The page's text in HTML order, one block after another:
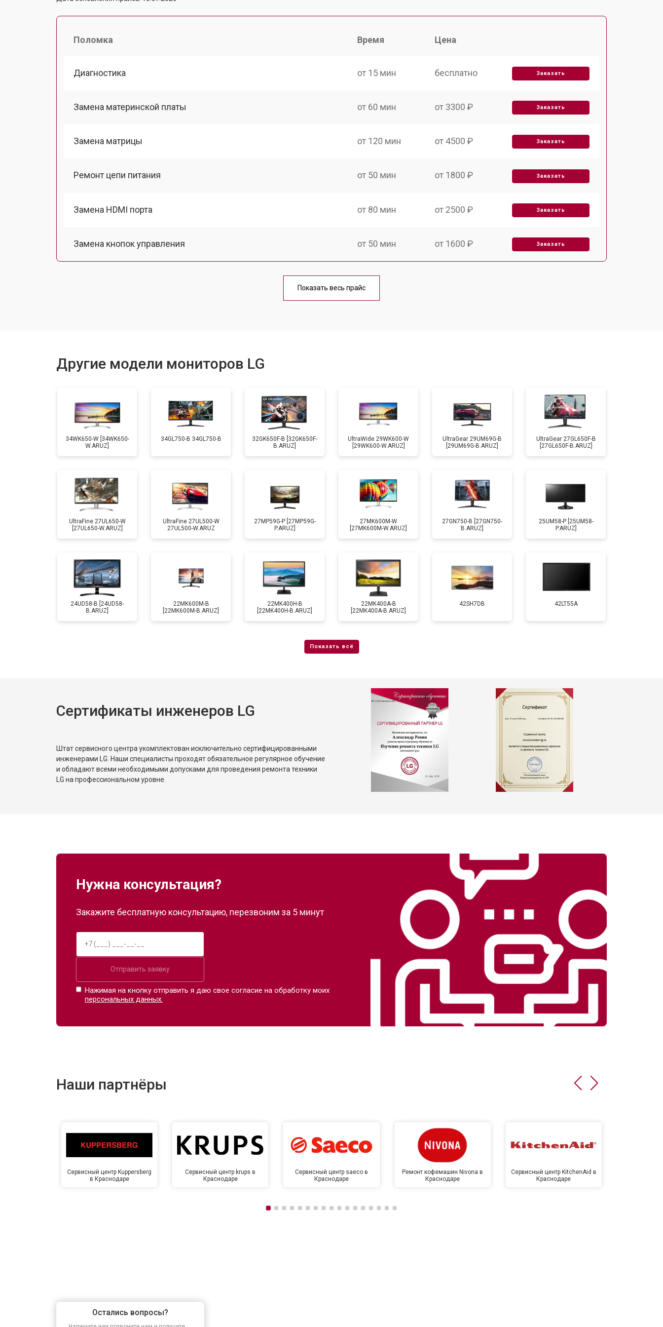
Поломка Время Цена
Диагностика от 15 мин бесплатно Заказать
Замена материнской платы от 60 мин от 3300 ₽ Заказать
Замена матрицы от 120 мин от 4500 ₽ Заказать
Ремонт цепи питания от 50 мин от 1800 ₽ Заказать
Замена HDMI порта от 80 мин от 2500 ₽ Заказать
Замена кнопок управления от 50 мин от 1600 ₽ Заказать
от 80 мин
Показать весь прайс
Другие модели мониторов LG
34WK650-W [34WK650-
W.ARUZ]
34GL750-B 34GL750-B
32GK650F-B [32GK650F-
B.ARUZ]
UltraWide 29WK600-W
[29WK600-W.ARUZ]
UltraGear 29UM69G-B
[29UM69G-B.ARUZ]
UltraGear 27GL650F-B
[27GL650F-B.ARUZ]
UltraFine 27UL650-W
[27UL650-W.ARUZ]
UltraFine 27UL500-W
27UL500-W.ARUZ
27MP59G-P [27MP59G-
P.ARUZ]
27MK600M-W
[27MK600M-W.ARUZ]
27GN750-B [27GN750-
B.ARUZ]
25UM58-P [25UM58-
P.ARUZ]
24UD58-B [24UD58-
B.ARUZ]
22MK600M-B
[22MK600M-B.ARUZ]
22MK400H-B
[22MK400H-B.ARUZ]
22MK400A-B
[22MK400A-B.ARUZ]
42SH7DB 42LT55A
Сертификаты инженеров LG
Штат сервисного центра укомплектован исключительно сертифицированными
инженерами LG. Наши специалисты проходят обязательное регулярное обучение
и обладают всеми необходимыми допусками для проведения ремонта техники
LG на профессиональном уровне.
Нужна консультация?
Закажите бесплатную консультацию, перезвоним за 5 минут
Отправить заявку
Нажимая на кнопку отправить я даю свое согласие на обработку моих
персональных данных.
Наши партнёры
Сервисный центр Kuppersberg
в Краснодаре
Сервисный центр krups в
Краснодаре
Сервисный центр saeco в
Краснодаре
Ремонт кофемашин Nivona в
Краснодаре
Сервисный центр KitchenAid в
Краснодаре
Остались вопросы?